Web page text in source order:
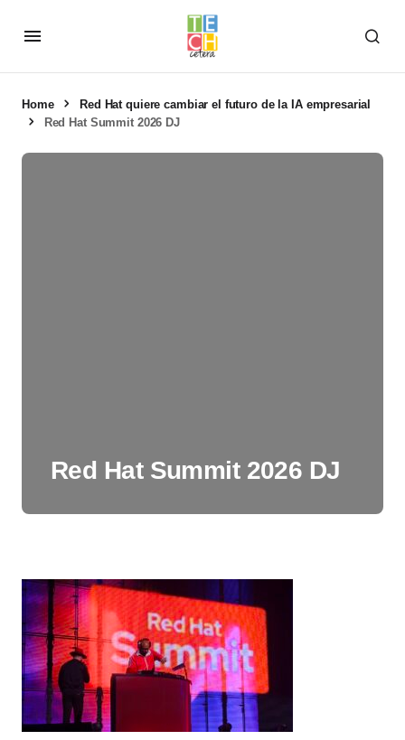
Home
Red Hat quiere cambiar el futuro de la IA empresarial
Red Hat Summit 2026 DJ
Red Hat Summit 2026 DJ